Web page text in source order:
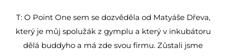
T: O Point One sem se dozvěděla od Matyáše Dřeva,
který je můj spolužák z gymplu a který v inkubátoru
dělá buddyho a má zde svou firmu. Zůstali jsme